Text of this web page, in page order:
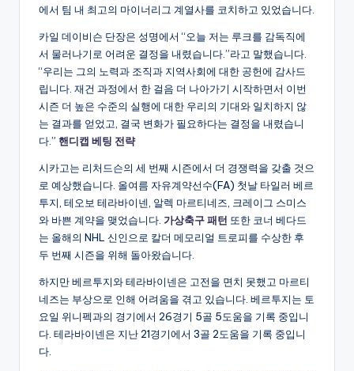
에서 팀 내 최고의 마이너리그 계열사를 코치하고 있었습니다.
카일 데이비슨 단장은 성명에서 “오늘 저는 루크를 감독직에
서 물러나기로 어려운 결정을 내렸습니다.”라고 말했습니다.
“우리는 그의 노력과 조직과 지역사회에 대한 공헌에 감사드
립니다. 재건 과정에서 한 걸음 더 나아가기 시작하면서 이번
시즌 더 높은 수준의 실행에 대한 우리의 기대와 일치하지 않
는 결과를 얻었고, 결국 변화가 필요하다는 결정을 내렸습니
다.” 핸디캡 베팅 전략
시카고는 리처드슨의 세 번째 시즌에서 더 경쟁력을 갖출 것으
로 예상했습니다. 올여름 자유계약선수(FA) 첫날 타일러 베르
투지, 테오보 테라바이넨, 알렉 마르티네즈, 크레이그 스미스
와 바쁜 계약을 맺었습니다. 가상축구 패턴 또한 코너 베다드
는 올해의 NHL 신인으로 칼더 메모리얼 트로피를 수상한 후
두 번째 시즌을 위해 돌아왔습니다.
하지만 베르투지와 테라바이넨은 고전을 면치 못했고 마르티
네즈는 부상으로 인해 어려움을 겪고 있습니다. 베르투지는 토
요일 위니펙과의 경기에서 26경기 5골 5도움을 기록 중입니
다. 테라바이넨은 지난 21경기에서 3골 2도움을 기록 중입니
다.